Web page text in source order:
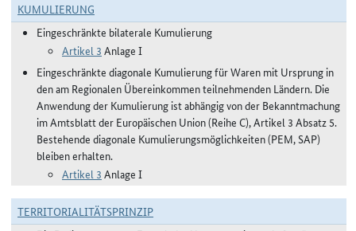
KUMULIERUNG
Eingeschränkte bilaterale Kumulierung
Artikel 3 Anlage I
Eingeschränkte diagonale Kumulierung für Waren mit Ursprung in
den am Regionalen Übereinkommen teilnehmenden Ländern. Die
Anwendung der Kumulierung ist abhängig von der Bekanntmachung
im Amtsblatt der Europäischen Union (Reihe C), Artikel 3 Absatz 5.
Bestehende diagonale Kumulierungsmöglichkeiten (PEM, SAP)
bleiben erhalten.
Artikel 3 Anlage I
TERRITORIALITÄTSPRINZIP